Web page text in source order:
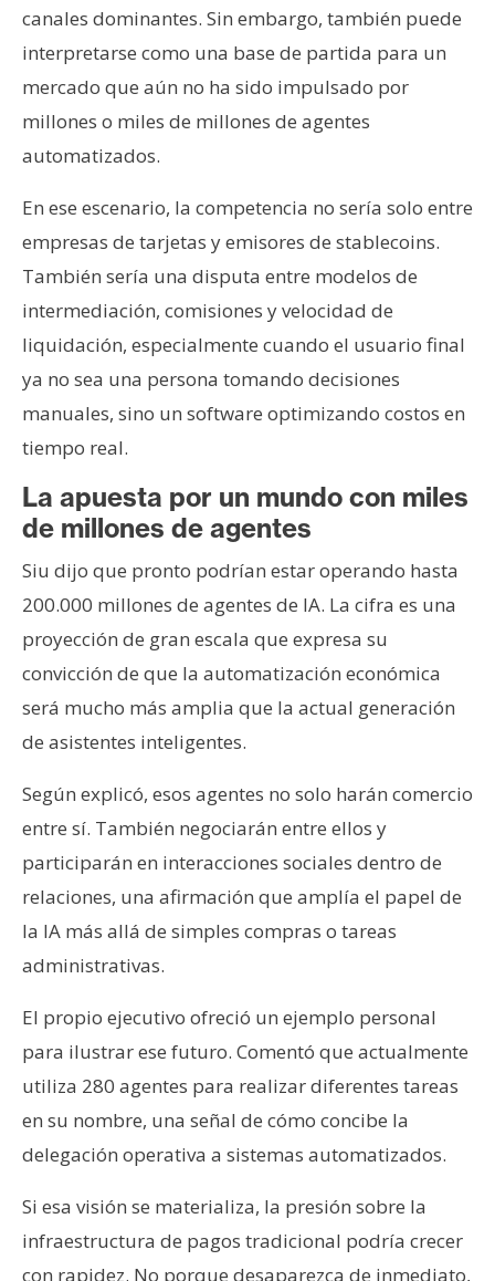
canales dominantes. Sin embargo, también puede
interpretarse como una base de partida para un
mercado que aún no ha sido impulsado por
millones o miles de millones de agentes
automatizados.
En ese escenario, la competencia no sería solo entre
empresas de tarjetas y emisores de stablecoins.
También sería una disputa entre modelos de
intermediación, comisiones y velocidad de
liquidación, especialmente cuando el usuario final
ya no sea una persona tomando decisiones
manuales, sino un software optimizando costos en
tiempo real.
La apuesta por un mundo con miles
de millones de agentes
Siu dijo que pronto podrían estar operando hasta
200.000 millones de agentes de IA. La cifra es una
proyección de gran escala que expresa su
convicción de que la automatización económica
será mucho más amplia que la actual generación
de asistentes inteligentes.
Según explicó, esos agentes no solo harán comercio
entre sí. También negociarán entre ellos y
participarán en interacciones sociales dentro de
relaciones, una afirmación que amplía el papel de
la IA más allá de simples compras o tareas
administrativas.
El propio ejecutivo ofreció un ejemplo personal
para ilustrar ese futuro. Comentó que actualmente
utiliza 280 agentes para realizar diferentes tareas
en su nombre, una señal de cómo concibe la
delegación operativa a sistemas automatizados.
Si esa visión se materializa, la presión sobre la
infraestructura de pagos tradicional podría crecer
con rapidez. No porque desaparezca de inmediato,